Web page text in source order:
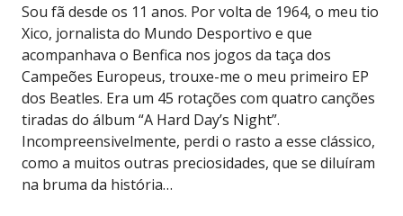
Sou fã desde os 11 anos. Por volta de 1964, o meu tio
Xico, jornalista do Mundo Desportivo e que
acompanhava o Benfica nos jogos da taça dos
Campeões Europeus, trouxe-me o meu primeiro EP
dos Beatles. Era um 45 rotações com quatro canções
tiradas do álbum “A Hard Day’s Night”.
Incompreensivelmente, perdi o rasto a esse clássico,
como a muitos outras preciosidades, que se diluíram
na bruma da história…